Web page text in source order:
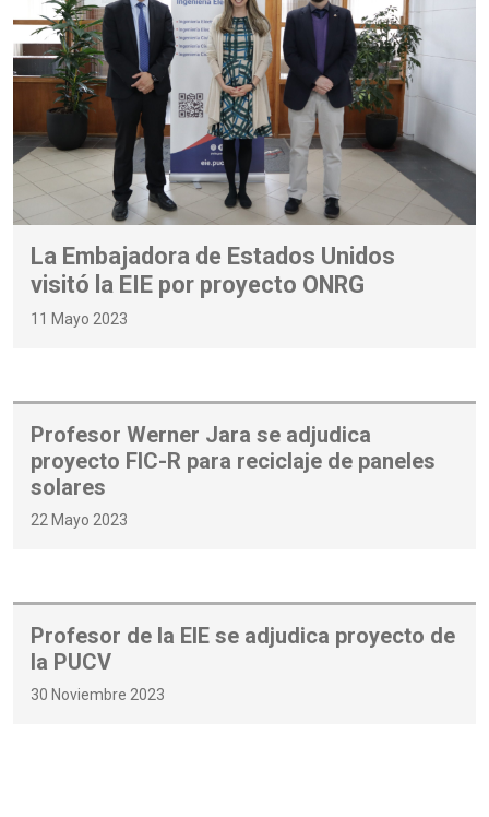
La Embajadora de Estados Unidos
visitó la EIE por proyecto ONRG
11 Mayo 2023
Profesor Werner Jara se adjudica
proyecto FIC-R para reciclaje de paneles
solares
22 Mayo 2023
Profesor de la EIE se adjudica proyecto de
la PUCV
30 Noviembre 2023